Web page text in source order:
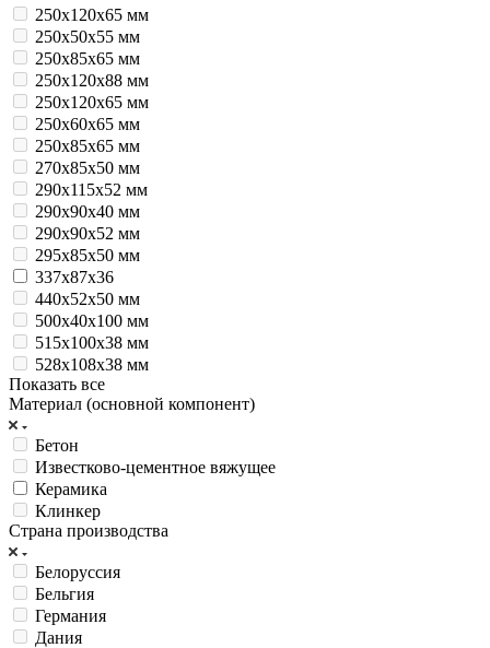
250x120x65 мм
250x50x55 мм
250x85x65 мм
250х120x88 мм
250х120х65 мм
250х60х65 мм
250х85х65 мм
270х85х50 мм
290х115х52 мм
290х90х40 мм
290х90х52 мм
295х85х50 мм
337х87х36
440x52x50 мм
500х40х100 мм
515x100x38 мм
528x108x38 мм
Показать все
Материал (основной компонент)
Бетон
Известково-цементное вяжущее
Керамика
Клинкер
Страна производства
Белоруссия
Бельгия
Германия
Дания